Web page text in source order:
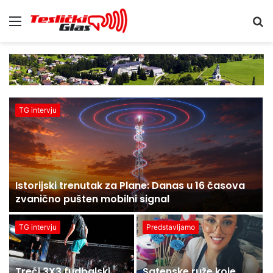
Menu
TG intervju
Istorijski trenutak za Plane: Danas u 16 časova
zvanično pušten mobilni signal
TG intervju Predstavljamo